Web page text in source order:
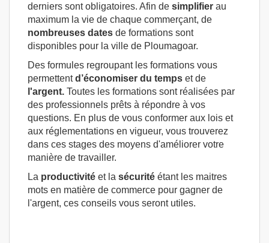
derniers sont obligatoires. Afin de simplifier au
maximum la vie de chaque commerçant, de
nombreuses dates de formations sont
disponibles pour la ville de Ploumagoar.
Des formules regroupant les formations vous
permettentd’économiser du temps et de
l'argent. Toutes les formations sont réalisées par
des professionnels prêts à répondre à vos
questions. En plus de vous conformer aux lois et
aux réglementations en vigueur, vous trouverez
dans ces stages des moyens d'améliorer votre
manière de travailler.
La productivité et la sécurité étant les maitres
mots en matière de commerce pour gagner de
l'argent, ces conseils vous seront utiles.